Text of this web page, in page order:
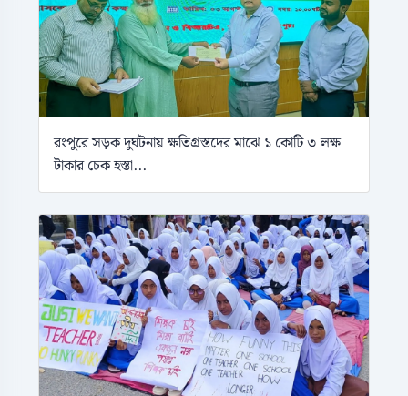
রংপুরে সড়ক দুর্ঘটনায় ক্ষতিগ্রস্তদের মাঝে ১ কোটি ৩ লক্ষ
টাকার চেক হস্তা...